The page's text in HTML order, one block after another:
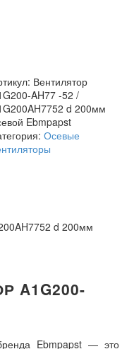
Вентилятор
AH77 -52 /
d 200мм
Ebmpapst
Осевые
d 200мм
A1G200-
Ebmpapst — это